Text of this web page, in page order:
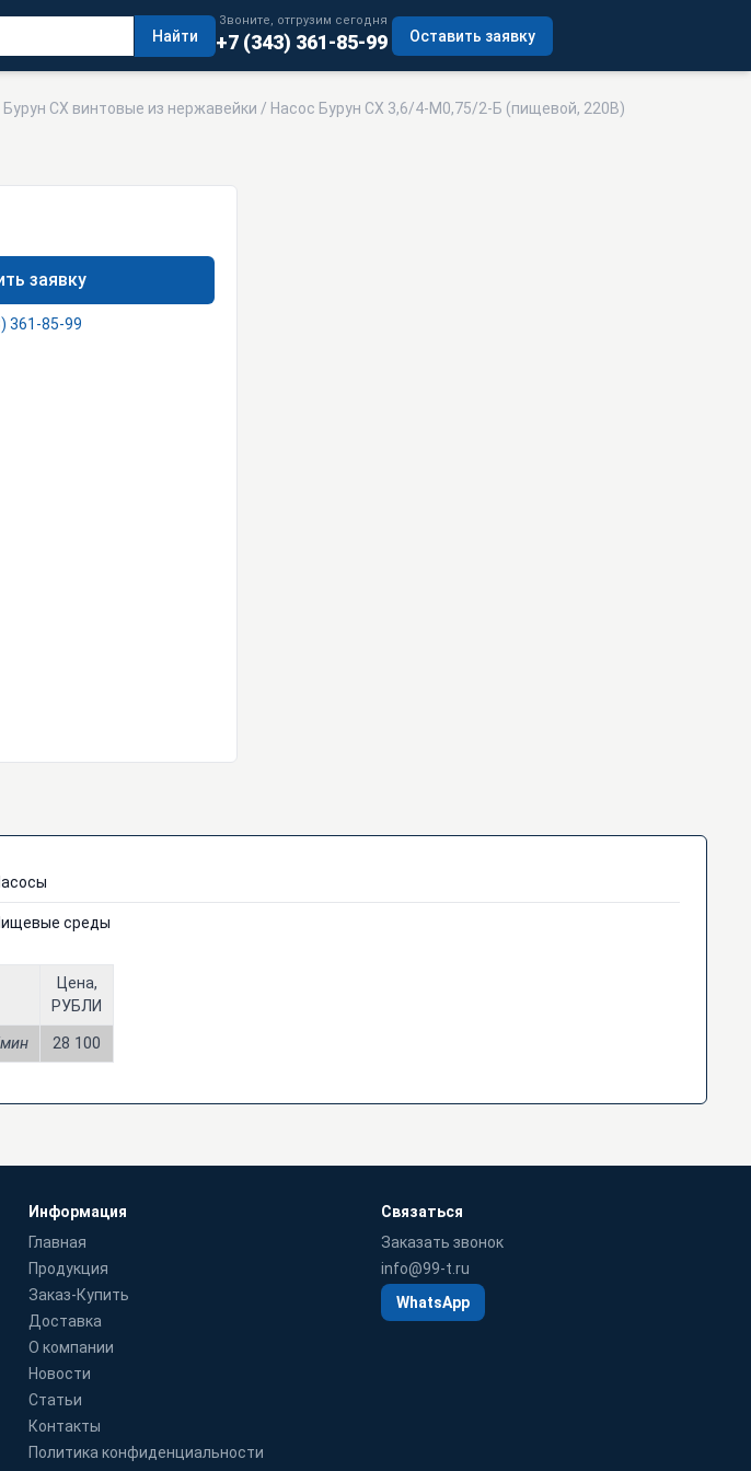
Найти
Звоните, отгрузим сегодня
+7 (343) 361-85-99 Оставить заявку
СХ винтовые из нержавейки / Насос Бурун СХ 3,6/4-М0,75/2-Б (пищевой, 220В)
заявку
361-85-99
среды
Цена,
РУБЛИ
28 100
Информация
Главная
Продукция
Заказ-Купить
Доставка
О компании
Новости
Статьи
Контакты
Политика конфиденциальности
Связаться
Заказать звонок
info@99-t.ru
WhatsApp